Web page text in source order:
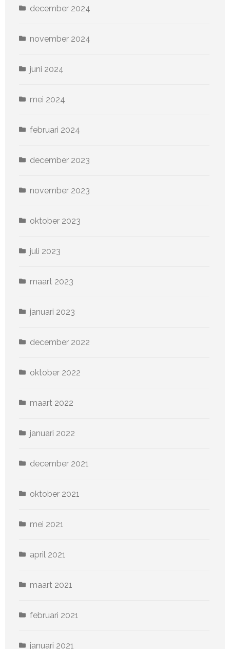
december 2024
november 2024
juni 2024
mei 2024
februari 2024
december 2023
november 2023
oktober 2023
juli 2023
maart 2023
januari 2023
december 2022
oktober 2022
maart 2022
januari 2022
december 2021
oktober 2021
mei 2021
april 2021
maart 2021
februari 2021
januari 2021